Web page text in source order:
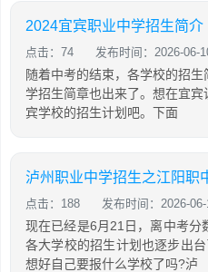
2024宜宾职业中学招生简介
点击：74 发布时间：2026-06-
随着中考的结束，各学校的招
学招生简章也出来了。想在宜
宾学校的招生计划吧。下面
泸州职业中学招生之江阳职
点击：188 发布时间：2026-
现在已经是6月21日，离中考分
各大学校的招生计划也逐步出
想好自己要报什么学校了吗?泸